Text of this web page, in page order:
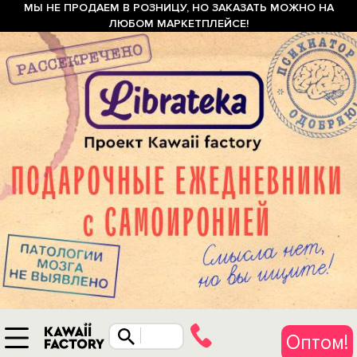
МЫ НЕ ПРОДАЕМ В РОЗНИЦУ, НО ЗАКАЗАТЬ МОЖНО НА
ЛЮБОМ МАРКЕТПЛЕЙСЕ!
Оптом!